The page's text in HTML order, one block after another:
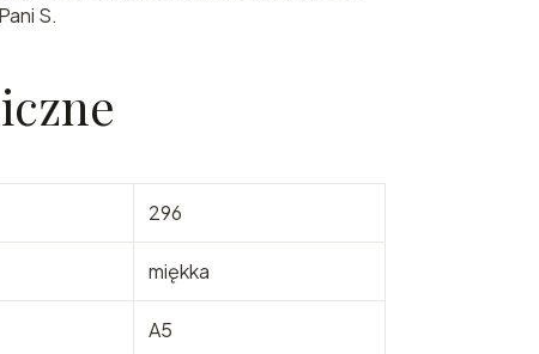
S.
296
miękka
A5